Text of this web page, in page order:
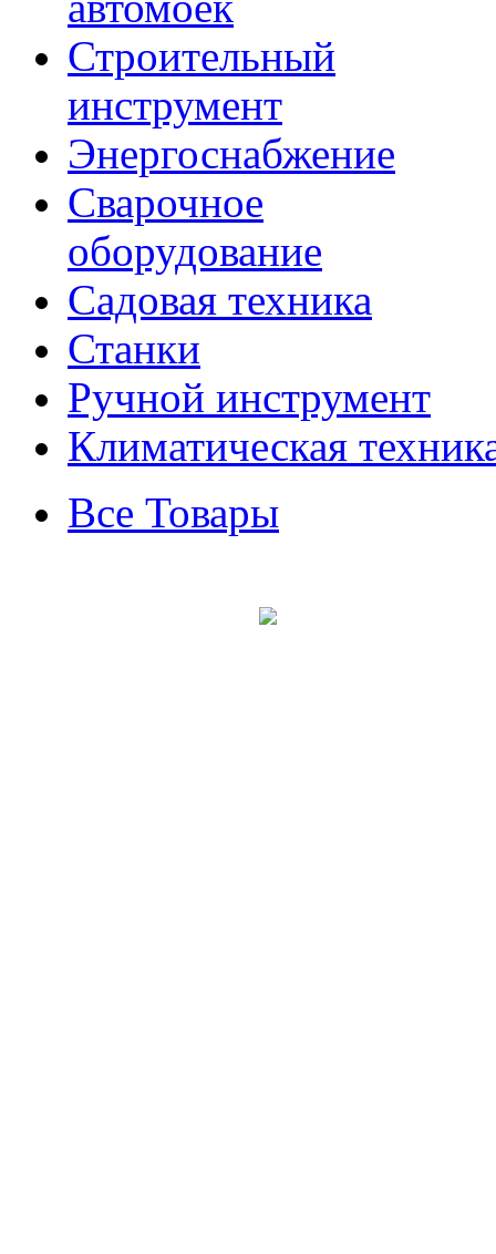
Строительный
инструмент
Энергоснабжение
Сварочное
оборудование
Садовая техника
Станки
Ручной инструмент
Климатическая
Все Товары